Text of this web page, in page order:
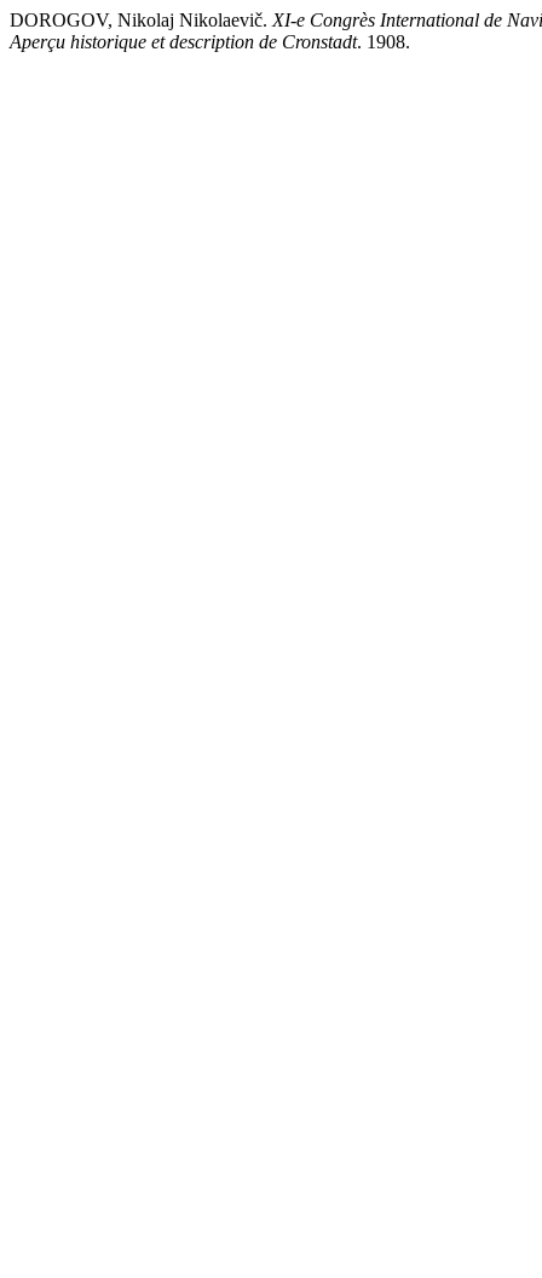
DOROGOV, Nikolaj Nikolaevič. XI-e Congrès International de
Aperçu historique et description de Cronstadt. 1908.